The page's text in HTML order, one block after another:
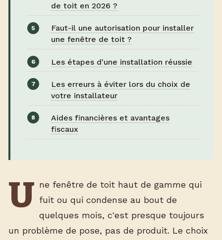
de toit en 2026 ?
Faut-il une autorisation pour installer
une fenêtre de toit ?
Les étapes d'une installation réussie
Les erreurs à éviter lors du choix de
votre installateur
Aides financières et avantages
fiscaux
U ne fenêtre de toit haut de gamme qui
fuit ou qui condense au bout de
quelques mois, c'est presque toujours
un problème de pose, pas de produit. Le choix